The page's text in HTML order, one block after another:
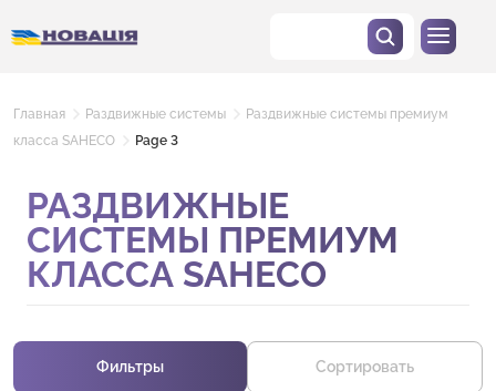
Главная Раздвижные системы
Раздвижные системы премиум
класса SAHECO
Page 3
РАЗДВИЖНЫЕ
СИСТЕМЫ ПРЕМИУМ
КЛАССА SAHECO
Фильтры Сортировать